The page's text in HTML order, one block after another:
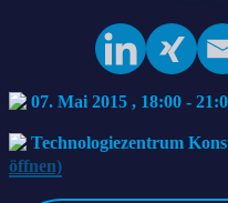
07. Mai 2015 , 18:00 -
Technologiezentrum
öffnen)